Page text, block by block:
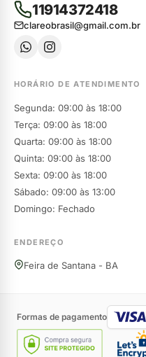
11914372418
clareobrasil@gmail.com.br
HORÁRIO DE ATENDIMENTO
Segunda: 09:00 às 18:00
Terça: 09:00 às 18:00
Quarta: 09:00 às 18:00
Quinta: 09:00 às 18:00
Sexta: 09:00 às 18:00
Sábado: 09:00 às 13:00
Domingo: Fechado
ENDEREÇO
Feira de Santana - BA
Formas de pagamento